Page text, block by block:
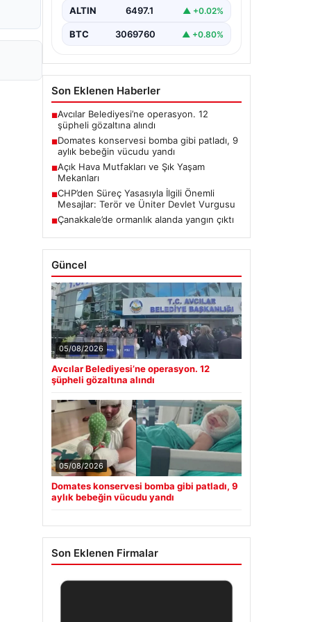
ALTIN 6497.1 ▲ +0.02%
BTC 3069760 ▲ +0.80%
Son Eklenen Haberler
■Avcılar Belediyesi’ne operasyon. 12
şüpheli gözaltına alındı
■Domates konservesi bomba gibi patladı, 9
aylık bebeğin vücudu yandı
■Açık Hava Mutfakları ve Şık Yaşam
Mekanları
■CHP’den Süreç Yasasıyla İlgili Önemli
Mesajlar: Terör ve Üniter Devlet Vurgusu
■Çanakkale’de ormanlık alanda yangın çıktı
Güncel
05/08/2026
Avcılar Belediyesi’ne operasyon. 12
şüpheli gözaltına alındı
05/08/2026
Domates konservesi bomba gibi patladı, 9
aylık bebeğin vücudu yandı
Son Eklenen Firmalar